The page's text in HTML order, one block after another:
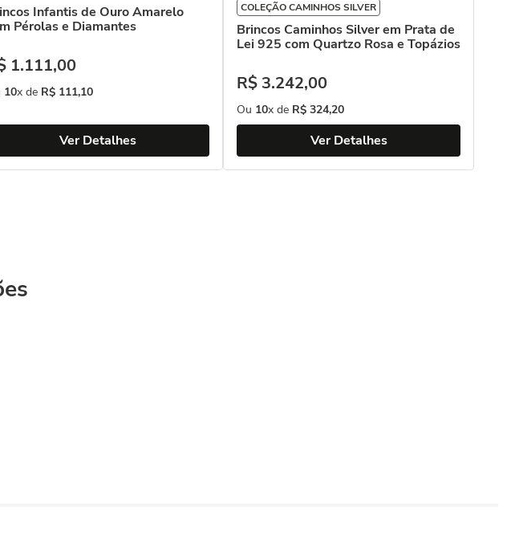
Infantis de Ouro Amarelo
Pérolas e Diamantes
1.111,00
10x de R$ 111,10
Ver Detalhes
COLEÇÃO CAMINHOS SILVER
Brincos Caminhos Silver em Prata de
Lei 925 com Quartzo Rosa e Topázios
R$ 3.242,00
Ou 10x de R$ 324,20
Ver Detalhes